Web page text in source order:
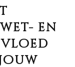
en